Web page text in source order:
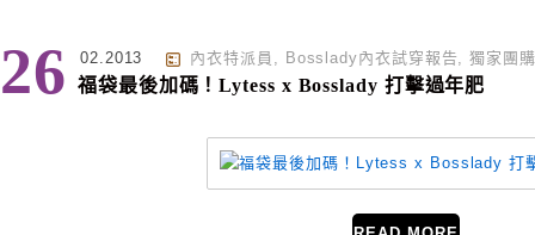
26 02.2013 內衣特派員 , Bosslady內衣試穿報告,獨家團
福袋最後加碼！Lytess x Bosslady 打擊過年肥